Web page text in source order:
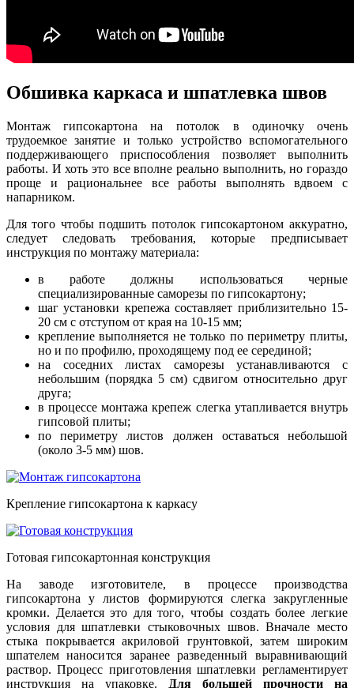
Обшивка каркаса и шпатлевка швов
Монтаж гипсокартона на потолок в одиночку очень
трудоемкое занятие и только устройство вспомогательного
поддерживающего приспособления позволяет выполнить
работы. И хоть это все вполне реально выполнить, но гораздо
проще и рациональнее все работы выполнять вдвоем с
напарником.
Для того чтобы подшить потолок гипсокартоном аккуратно,
следует следовать требования, которые предписывает
инструкция по монтажу материала:
в работе должны использоваться черные
специализированные саморезы по гипсокартону;
шаг установки крепежа составляет приблизительно 15-
20 см с отступом от края на 10-15 мм;
крепление выполняется не только по периметру плиты,
но и по профилю, проходящему под ее серединой;
на соседних листах саморезы устанавливаются с
небольшим (порядка 5 см) сдвигом относительно друг
друга;
в процессе монтажа крепеж слегка утапливается внутрь
гипсовой плиты;
по периметру листов должен оставаться небольшой
(около 3-5 мм) шов.
Крепление гипсокартона к каркасу
Готовая гипсокартонная конструкция
На заводе изготовителе, в процессе производства
гипсокартона у листов формируются слегка закругленные
кромки. Делается это для того, чтобы создать более легкие
условия для шпатлевки стыковочных швов. Вначале место
стыка покрывается акриловой грунтовкой, затем широким
шпателем наносится заранее разведенный выравнивающий
раствор. Процесс приготовления шпатлевки регламентирует
инструкция на упаковке.
Для большей прочности на